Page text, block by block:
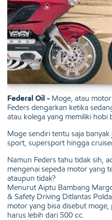
Federal Oil - Moge, atau
Feders dengarkan ketika
atau kolega yang memiliki hobi
Moge sendiri tentu saja banyak
sport, supersport hingga
Namun Feders tahu tidak sih,
mengenai sepeda motor yang
ataupun tidak?
Menurut Aiptu Bambang
& Safety Driving Ditlantas
motor yang bisa disebut moge,
harus lebih dari 500 cc.